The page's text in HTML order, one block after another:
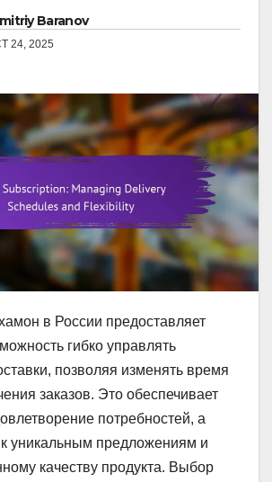
Baranov
24, 2025
в России предоставляет
гибко управлять
позволяя изменять время
заказов. Это обеспечивает
потребностей, а
к уникальным предложениям и
качеству продукта. Выбор